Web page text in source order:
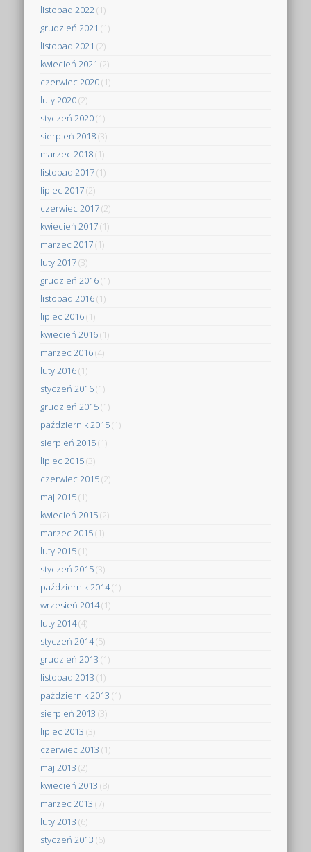
listopad 2022(1)
grudzień 2021 (1)
listopad 2021 (2)
kwiecień 2021 (2)
czerwiec 2020(1)
luty 2020(2)
styczeń 2020(1)
sierpień 2018(3)
marzec 2018(1)
listopad 2017(1)
lipiec 2017(2)
czerwiec 2017(2)
kwiecień 2017(1)
marzec 2017(1)
luty 2017(3)
grudzień 2016(1)
listopad 2016(1)
lipiec 2016(1)
kwiecień 2016(1)
marzec 2016(4)
luty 2016(1)
styczeń 2016(1)
grudzień 2015(1)
październik 2015(1)
sierpień 2015(1)
lipiec 2015(3)
czerwiec 2015(2)
maj 2015(1)
kwiecień 2015(2)
marzec 2015(1)
luty 2015(1)
styczeń 2015(3)
październik 2014(1)
wrzesień 2014(1)
luty 2014(4)
styczeń 2014(5)
grudzień 2013 (1)
listopad 2013 (1)
październik 2013 (1)
sierpień 2013 (3)
lipiec 2013 (3)
czerwiec 2013 (1)
maj 2013 (2)
kwiecień 2013 (8)
marzec 2013 (7)
luty 2013 (6)
styczeń 2013 (6)